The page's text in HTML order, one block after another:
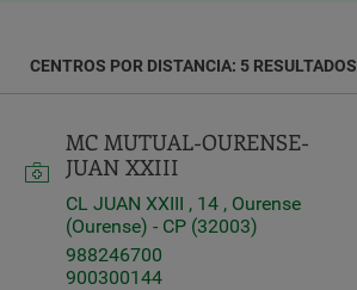
Search
CENTROS POR DISTANCIA: 5 RESULTADOS
MC MUTUAL-OURENSE-
JUAN XXIII
CL JUAN XXIII , 14 , Ourense
(Ourense) - CP (32003)
988246700
900300144